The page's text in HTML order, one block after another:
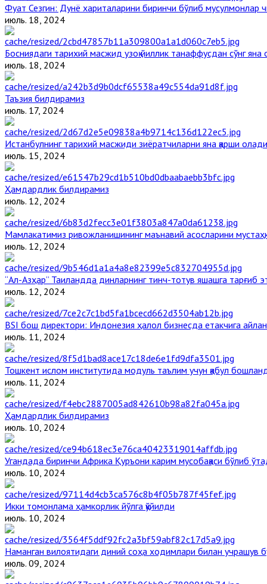
Фуат Сезгин: Дунё хариталарини биринчи бўлиб мусулмонлар
июль. 18, 2024
Босниядаги тарихий масжид узоқ йиллик танаффусдан сўнг яна
июль. 18, 2024
Таъзия билдирамиз
июль. 17, 2024
Истанбулнинг тарихий масжиди зиёратчиларни яна қарши олади
июль. 15, 2024
Ҳамдардлик билдирамиз
июль. 12, 2024
Мамлакатимиз ривожланишининг маънавий асосларини
июль. 12, 2024
“Ал-Азҳар” Таиландда динларнинг тинч-тотув яшашга тарғиб
июль. 12, 2024
BSI бош директори: Индонезия ҳалол бизнесда етакчига
июль. 11, 2024
Тошкент ислом институтида модуль таълим учун қабул
июль. 11, 2024
Ҳамдардлик билдирамиз
июль. 10, 2024
Угандада биринчи Aфрика Қуръони карим мусобақаси бўлиб
июль. 10, 2024
Икки томонлама ҳамкорлик йўлга қўйилди
июль. 10, 2024
Наманган вилоятидаги диний соҳа ходимлари билан учрашув
июль. 09, 2024